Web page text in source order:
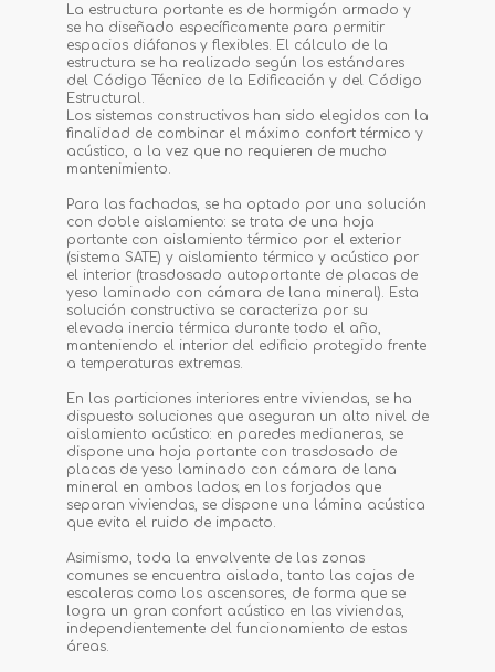
La estructura portante es de hormigón armado y
se ha diseñado específicamente para permitir
espacios diáfanos y flexibles. El cálculo de la
estructura se ha realizado según los estándares
del Código Técnico de la Edificación y del Código
Estructural.
Los sistemas constructivos han sido elegidos con la
finalidad de combinar el máximo confort térmico y
acústico, a la vez que no requieren de mucho
mantenimiento.
Para las fachadas, se ha optado por una solución
con doble aislamiento: se trata de una hoja
portante con aislamiento térmico por el exterior
(sistema SATE) y aislamiento térmico y acústico por
el interior (trasdosado autoportante de placas de
yeso laminado con cámara de lana mineral). Esta
solución constructiva se caracteriza por su
elevada inercia térmica durante todo el año,
manteniendo el interior del edificio protegido frente
a temperaturas extremas.
En las particiones interiores entre viviendas, se ha
dispuesto soluciones que aseguran un alto nivel de
aislamiento acústico: en paredes medianeras, se
dispone una hoja portante con trasdosado de
placas de yeso laminado con cámara de lana
mineral en ambos lados; en los forjados que
separan viviendas, se dispone una lámina acústica
que evita el ruido de impacto.
Asimismo, toda la envolvente de las zonas
comunes se encuentra aislada, tanto las cajas de
escaleras como los ascensores, de forma que se
logra un gran confort acústico en las viviendas,
independientemente del funcionamiento de estas
áreas.